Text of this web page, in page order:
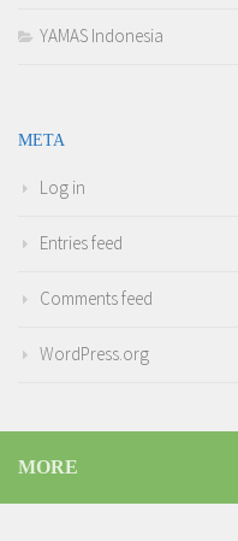
YAMAS Indonesia
META
Log in
Entries feed
Comments feed
WordPress.org
MORE